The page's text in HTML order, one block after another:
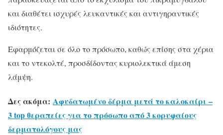
και διαθέτει ισχυρές λευκαντικές και αντιγηραντικές
ιδιότητες.
Εφαρμόζεται σε όλο το πρόσωπο, καθώς επίσης στα χέρια
και το ντεκολτέ, προσδίδοντας κυριολεκτικά άμεση
λάμψη.
Δες ακόμα: Αφυδατωμένο δέρμα μετά το καλοκαίρι –
3 top θεραπείες για το πρόσωπο από 3 κορυφαίους
δερματολόγους μας